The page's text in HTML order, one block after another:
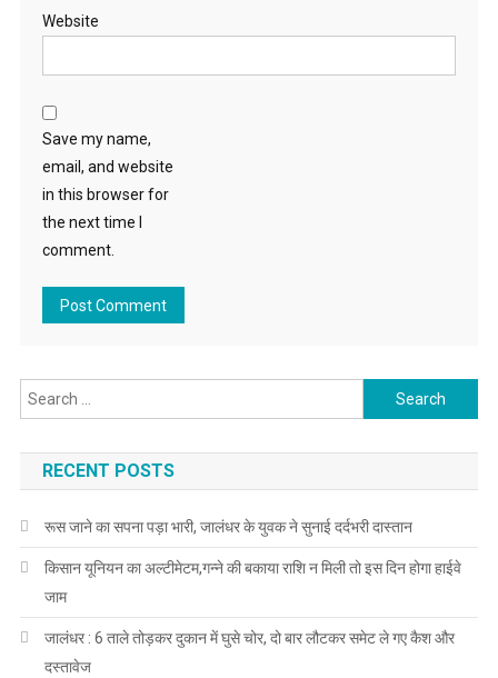
Website
Save my name,
email, and website
in this browser for
the next time I
comment.
Search for:
RECENT POSTS
रूस जाने का सपना पड़ा भारी, जालंधर के युवक ने सुनाई दर्दभरी दास्तान
किसान यूनियन का अल्टीमेटम,गन्ने की बकाया राशि न मिली तो इस दिन होगा हाईवे
जाम
जालंधर : 6 ताले तोड़कर दुकान में घुसे चोर, दो बार लौटकर समेट ले गए कैश और
दस्तावेज